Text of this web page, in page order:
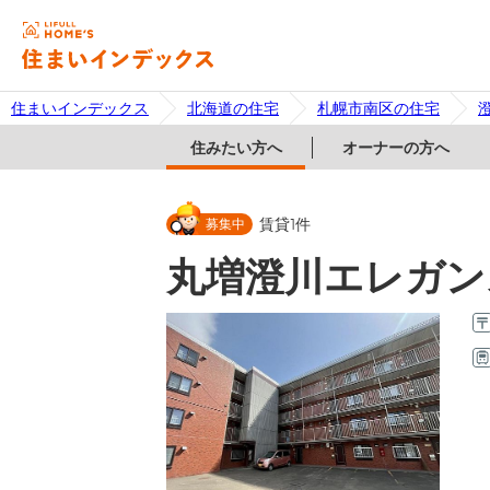
住まいインデックス 北海道の住宅 札幌市南区の住宅
住みたい方へ オーナーの方へ
募集中 賃貸1件
丸増澄川エレガ